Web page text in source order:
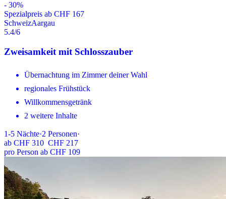
- 30%
Spezialpreis ab CHF 167
SchweizAargau
5.4/6
Zweisamkeit mit Schlosszauber
Übernachtung im Zimmer deiner Wahl
regionales Frühstück
Willkommensgetränk
2 weitere Inhalte
1-5 Nächte·2 Personen·
ab CHF 310 CHF 217
pro Person ab CHF 109